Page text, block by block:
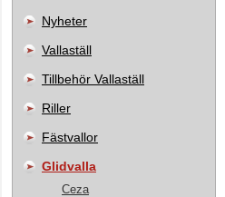
Nyheter
Vallaställ
Tillbehör Vallaställ
Riller
Fästvallor
Glidvalla
Ceza